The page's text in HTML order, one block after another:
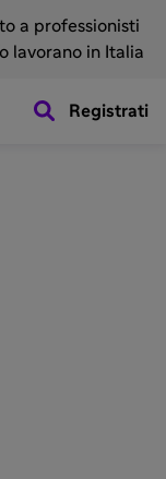
a professionisti
lavorano in Italia
Registrati